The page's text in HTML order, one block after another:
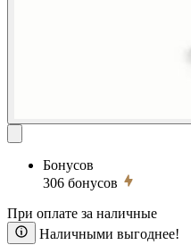
Бонусов
306 бонусов
При оплате за наличные
Наличными выгоднее!